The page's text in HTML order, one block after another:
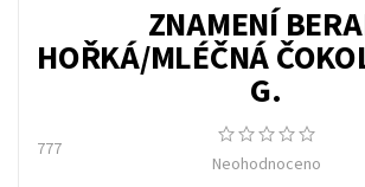
ZNAMENÍ
HOŘKÁ/MLÉČNÁ
G.
777
Neohodnoceno